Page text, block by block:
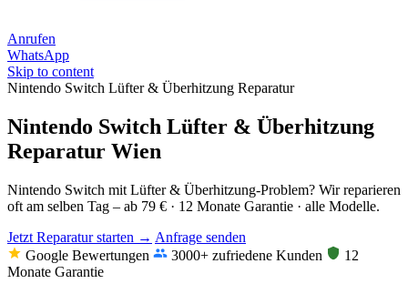
Anrufen
WhatsApp
Skip to content
Nintendo Switch Lüfter & Überhitzung Reparatur
Nintendo Switch Lüfter & Überhitzung
Reparatur Wien
Nintendo Switch mit Lüfter & Überhitzung-Problem? Wir reparieren
oft am selben Tag – ab 79 € · 12 Monate Garantie · alle Modelle.
Jetzt Reparatur starten → Anfrage senden
Google Bewertungen
3000+ zufriedene Kunden
12
Monate Garantie